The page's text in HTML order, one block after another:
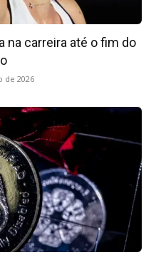
na carreira até o fim do
de 2026